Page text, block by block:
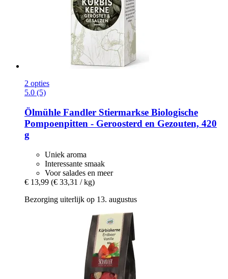
2 opties
5.0 (5)
Ölmühle Fandler Stiermarkse Biologische
Pompoenpitten -​ Geroosterd en Gezouten, 420
g
Uniek aroma
Interessante smaak
Voor salades en meer
€ 13,99 (€ 33,31 / kg)
Bezorging uiterlijk op 13. augustus